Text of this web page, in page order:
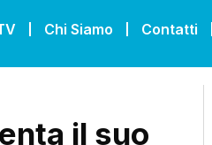
Chi Siamo Contatti
il suo